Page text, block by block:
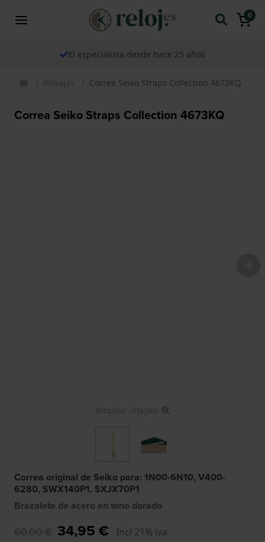
0
El especialista desde hace 25 años
Rebajas Correa Seiko Straps Collection 4673KQ
Correa Seiko Straps Collection 4673KQ
Ampliar imagen
Correa original de Seiko para: 1N00-6N10, V400-
6280, SWX140P1, SXJX70P1
Brazalete de acero en tono dorado
60,00 € 34,95 € Incl 21% iva